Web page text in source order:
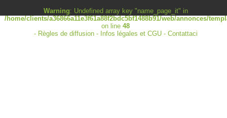
Warning: Undefined array key "name_page_it" in
/home/clients/a36866a11e3f61a88f2bdc5bf1488b91/web/annonces/
on line48
- Règles de diffusion- Infos légales et CGU- Contattaci